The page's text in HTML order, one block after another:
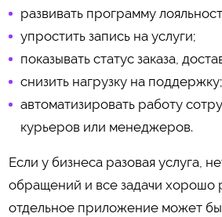
развивать программу
упростить запись на услуги;
показывать статус заказа,
снизить нагрузку на поддержку;
автоматизировать работу
курьеров или менеджеров.
Если у бизнеса разовая услуга,
обращений и все задачи хорошо
отдельное приложение может